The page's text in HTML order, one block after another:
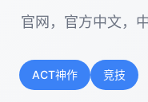
官网，官方中文，
ACT神作 竞技